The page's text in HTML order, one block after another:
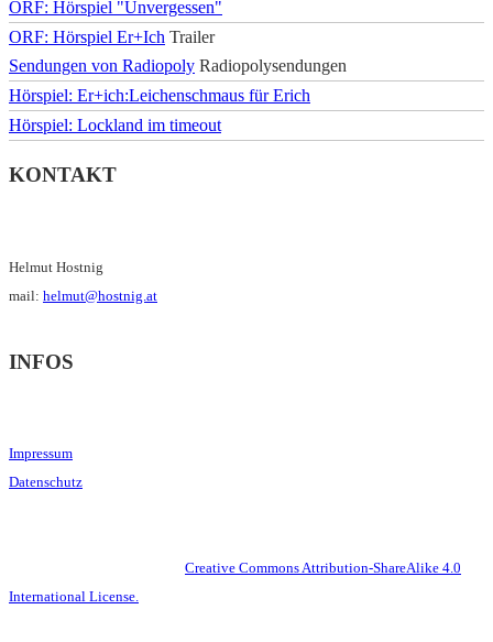
ORF: Hörspiel "Unvergessen"
ORF: Hörspiel Er+Ich Trailer
Sendungen von Radiopoly Radiopolysendungen
Hörspiel: Er+ich:Leichenschmaus für Erich
Hörspiel: Lockland im timeout
KONTAKT
Helmut Hostnig
mail: helmut@hostnig.at
INFOS
Impressum
Datenschutz
Creative Commons Attribution-ShareAlike 4.0
International License.